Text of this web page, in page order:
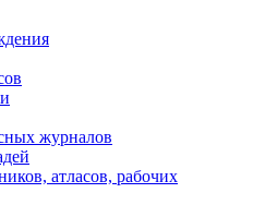
журналов
атласов, рабочих